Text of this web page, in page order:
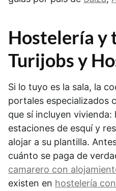
Hostelería y
Turijobs y
Si lo tuyo es la sala, la
portales especializados
que sí incluyen
estaciones de esquí y
alojar a su plantilla.
cuánto se paga de
camarero con
existen en hostelería